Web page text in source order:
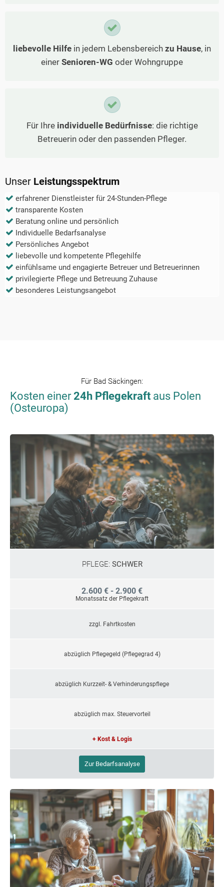
liebevolle Hilfe in jedem Lebensbereich zu Hause, in
einer Senioren-WG oder Wohngruppe
Für Ihre individuelle Bedürfnisse: die richtige
Betreuerin oder den passenden Pfleger.
Unser Leistungsspektrum
erfahrener Dienstleister für 24-Stunden-Pflege
transparente Kosten
Beratung online und persönlich
Individuelle Bedarfsanalyse
Persönliches Angebot
liebevolle und kompetente Pflegehilfe
einfühlsame und engagierte Betreuer und Betreuerinnen
privilegierte Pflege und Betreuung Zuhause
besonderes Leistungsangebot
Für Bad Säckingen:
Kosten einer24h Pflegekraft aus Polen
(Osteuropa)
PFLEGE: SCHWER
2.600 € - 2.900 €
Monatssatz der Pflegekraft
zzgl. Fahrtkosten
abzüglich Pflegegeld (Pflegegrad 4)
abzüglich Kurzzeit- & Verhinderungspflege
abzüglich max. Steuervorteil
+ Kost & Logis
Zur Bedarfsanalyse